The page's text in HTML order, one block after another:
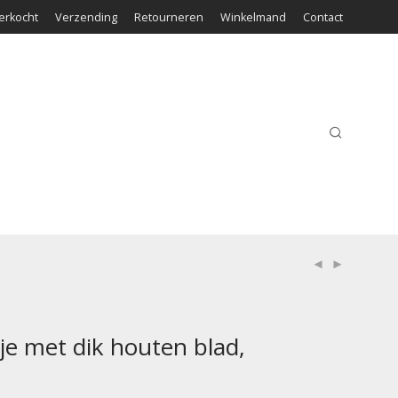
Verzending Retourneren Winkelmand Contact
met dik houten blad,